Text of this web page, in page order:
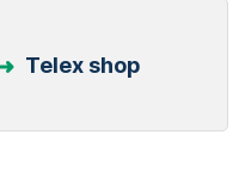
Telex shop